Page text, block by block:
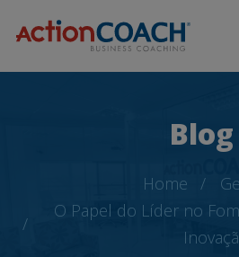
Blog
Home
O Papel do Líder no